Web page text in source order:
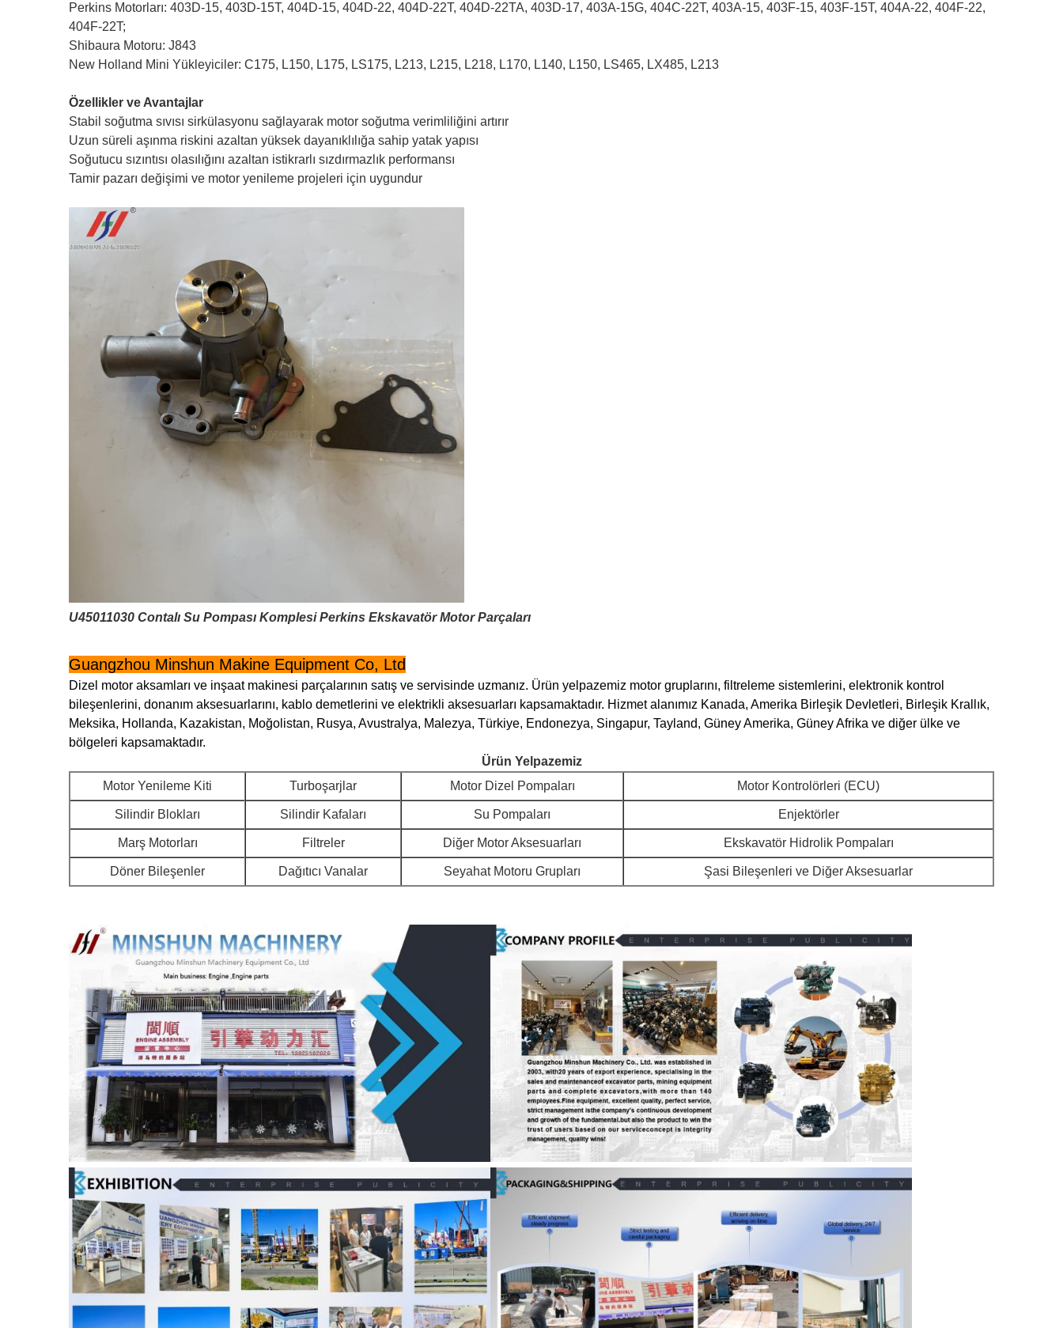
Perkins Motorları: 403D-15, 403D-15T, 404D-15, 404D-22, 404D-22T, 404D-22TA, 403D-17, 403A-15G, 404C-22T, 403A-15, 403F-15, 403F-15T, 404A-22, 404F-22,
404F-22T;
Shibaura Motoru: J843
New Holland Mini Yükleyiciler: C175, L150, L175, LS175, L213, L215, L218, L170, L140, L150, LS465, LX485, L213
Özellikler ve Avantajlar
Stabil soğutma sıvısı sirkülasyonu sağlayarak motor soğutma verimliliğini artırır
Uzun süreli aşınma riskini azaltan yüksek dayanıklılığa sahip yatak yapısı
Soğutucu sızıntısı olasılığını azaltan istikrarlı sızdırmazlık performansı
Tamir pazarı değişimi ve motor yenileme projeleri için uygundur
U45011030 Contalı Su Pompası Komplesi Perkins Ekskavatör Motor Parçaları
Guangzhou Minshun Makine Equipment Co, Ltd
Dizel motor aksamları ve inşaat makinesi parçalarının satış ve servisinde uzmanız. Ürün yelpazemiz motor gruplarını, filtreleme sistemlerini, elektronik kontrol
bileşenlerini, donanım aksesuarlarını, kablo demetlerini ve elektrikli aksesuarları kapsamaktadır. Hizmet alanımız Kanada, Amerika Birleşik Devletleri, Birleşik Krallık,
Meksika, Hollanda, Kazakistan, Moğolistan, Rusya, Avustralya, Malezya, Türkiye, Endonezya, Singapur, Tayland, Güney Amerika, Güney Afrika ve diğer ülke ve
bölgeleri kapsamaktadır.
Ürün Yelpazemiz
Motor Yenileme Kiti
Turboşarjlar Motor Dizel Pompaları Motor Kontrolörleri (ECU)
Silindir Blokları Silindir Kafaları Su Pompaları Enjektörler
Marş Motorları Filtreler Diğer Motor Aksesuarları Ekskavatör Hidrolik Pompaları
Döner Bileşenler Dağıtıcı Vanalar Seyahat Motoru Grupları Şasi Bileşenleri ve Diğer Aksesuarlar